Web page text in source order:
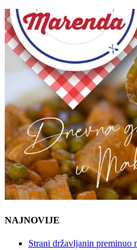
NAJNOVIJE
Strani državljanin preminuo